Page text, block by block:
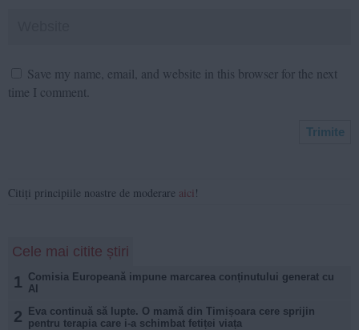
Save my name, email, and website in this browser for the next
time I comment.
Citiți principiile noastre de moderare aici !
Cele mai citite știri
1 Comisia Europeană impune marcarea conținutului generat cu
AI
2
Eva continuă să lupte. O mamă din Timișoara cere sprijin
pentru terapia care i-a schimbat fetiței viața